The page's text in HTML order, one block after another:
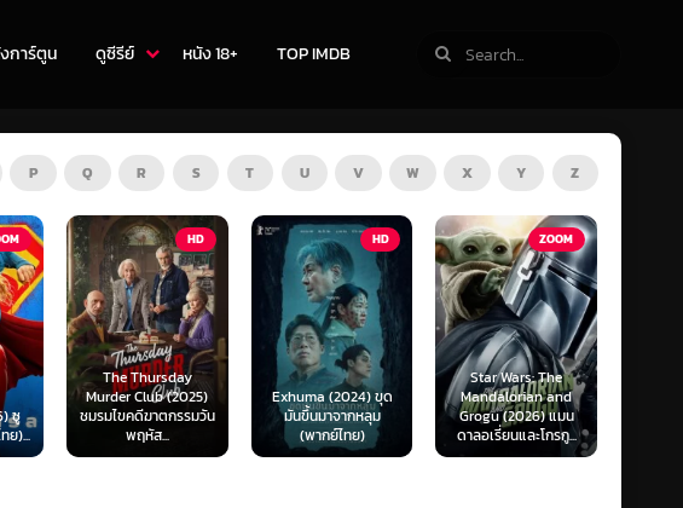
การ์ตูน ดูซีรีย์ หนัง 18+ TOP IMDB
P Q R S T U V W X Y Z
HD
มวัน
HD
Exhuma (2024) ขุด
มันขึ้นมาจากหลุม
(พากย์ไทย)
ZOOM
Star Wars: The
Mandalorian and
Grogu (2026) แมน
ดาลอเรี่ยนและโกรกู...
TV
The Last of Us
Season 1-2 (2025)
เดอะ ลาสต์ ออฟ อัส